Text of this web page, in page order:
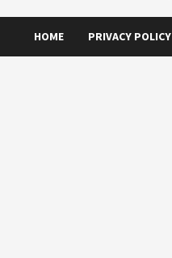
HOME PRIVACY POLICY